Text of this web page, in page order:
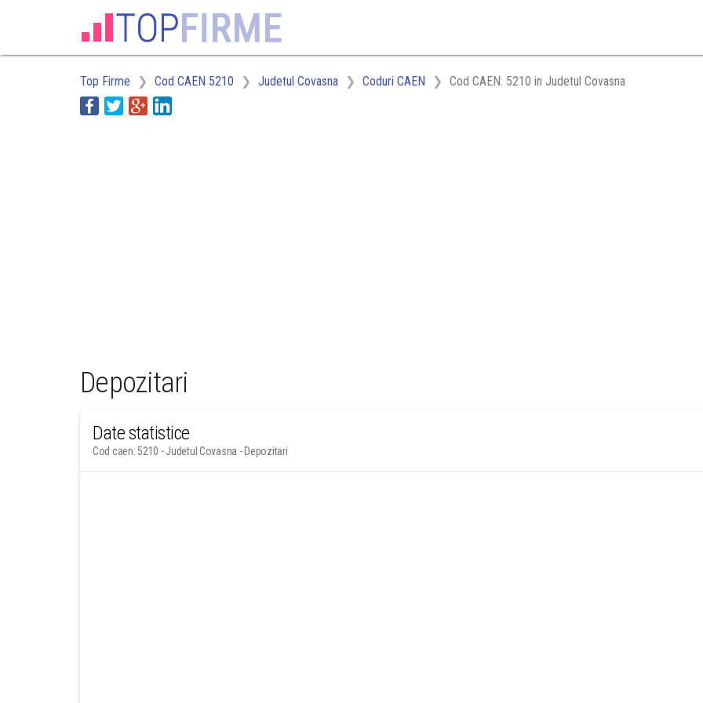
Top Firme Cod CAEN 5210 Judetul Covasna Coduri CAEN Cod CAEN: 5210 in Judetul Covasna
Depozitari
Date statistice
Cod caen: 5210 - Judetul Covasna - Depozitari